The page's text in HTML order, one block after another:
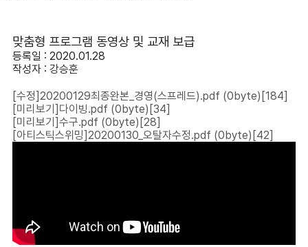
맞춤형 프로그램 동영상 및 교재 보급
등록일 : 2020.01.28
작성자 : 강승훈
[수정]20200129최종완본_경영(스프레드).pdf (0byte) [184]
[미리보기]다이빙.pdf (0byte) [34]
[미리보기]수구.pdf (0byte) [28]
[아티스틱스위밍]20200130_오탈자수정.pdf (0byte) [42]